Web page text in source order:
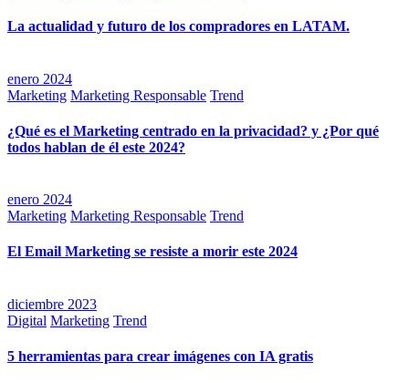
La actualidad y futuro de los compradores en LATAM.
enero 2024
Marketing Marketing Responsable Trend
¿Qué es el Marketing centrado en la privacidad? y ¿Por qué
todos hablan de él este 2024?
enero 2024
Marketing Marketing Responsable Trend
El Email Marketing se resiste a morir este 2024
diciembre 2023
Digital Marketing Trend
5 herramientas para crear imágenes con IA gratis